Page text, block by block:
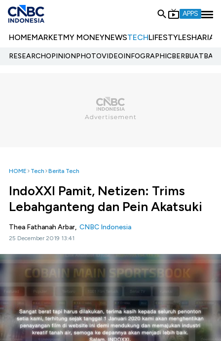
APPS
HOMEMARKETMY MONEYNEWSTECHLIFESTYLESHARIA
RESEARCHOPINIONPHOTOVIDEOINFOGRAPHIC
HOME Tech Berita Tech
IndoXXI Pamit, Netizen: Trims
Lebahganteng dan Pein Akatsuki
Thea Fathanah Arbar, CNBC Indonesia
25 December 2019 13:41